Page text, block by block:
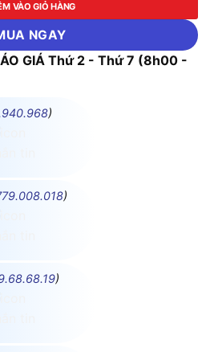
VÀO GIỎ HÀNG
NGAY
GIÁ Thứ 2 - Thứ 7 (8h00 -
)
)
)